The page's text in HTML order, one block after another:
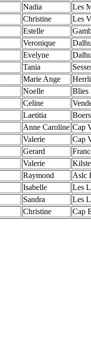
Nadia
Les
Christine
Les
Estelle
Veronique
Evelyne
Tania
Marie Ange
Noelle
Blies
Celine
Laetitia
Anne Caroline Cap
Valerie
Cap
Gerard
Valerie
Raymond
Aslc
Isabelle
Les
Sandra
Les
Christine Cap